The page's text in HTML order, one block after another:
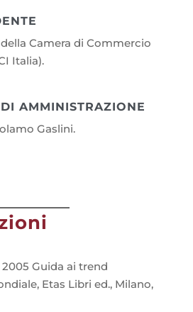
della Camera di Commercio
Italia).
AMMINISTRAZIONE
Gaslini.
2005 Guida ai trend
Etas Libri ed., Milano,